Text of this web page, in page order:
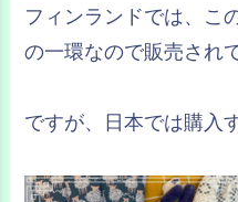
フィンランドでは、こ
の一環なので販売され
ですが、日本では購入